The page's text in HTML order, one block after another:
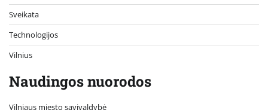
Sveikata
Technologijos
Vilnius
Naudingos nuorodos
Vilniaus miesto savivaldybė